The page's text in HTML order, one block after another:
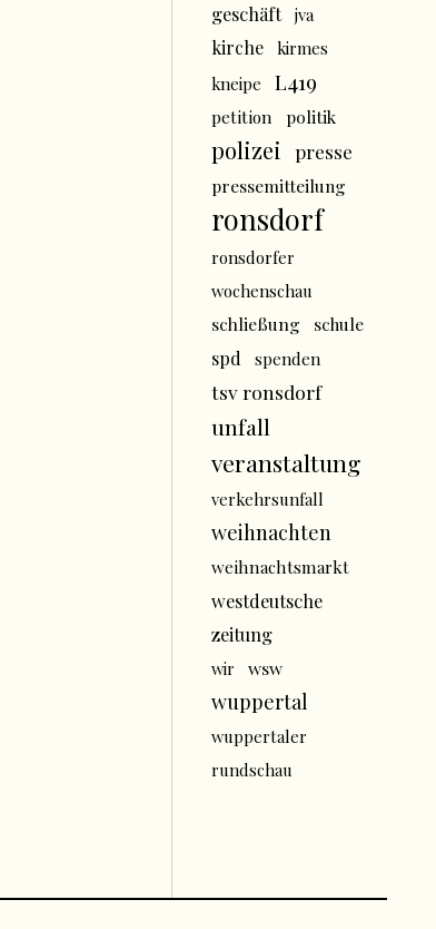
geschäft jva
kirche
kirmes
kneipe
L419
petition politik
polizei presse
pressemitteilung
ronsdorf
ronsdorfer
wochenschau
schließung schule
spd spenden
tsv ronsdorf
unfall
veranstaltung
verkehrsunfall
weihnachten
weihnachtsmarkt
westdeutsche
zeitung
wir wsw
wuppertal
wuppertaler
rundschau